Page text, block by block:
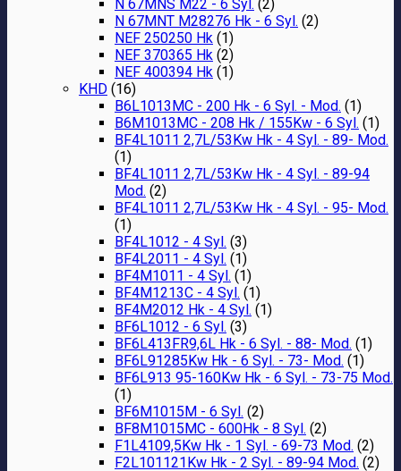
N 67MNS M22 - 6 Syl. (2)
N 67MNT M28276 Hk - 6 Syl. (2)
NEF 250250 Hk (1)
NEF 370365 Hk (2)
NEF 400394 Hk (1)
KHD (16)
B6L1013MC - 200 Hk - 6 Syl. - Mod. (1)
B6M1013MC - 208 Hk / 155Kw - 6 Syl. (1)
BF4L1011 2,7L/53Kw Hk - 4 Syl. - 89- Mod.
(1)
BF4L1011 2,7L/53Kw Hk - 4 Syl. - 89-94
Mod. (2)
BF4L1011 2,7L/53Kw Hk - 4 Syl. - 95- Mod.
(1)
BF4L1012 - 4 Syl. (3)
BF4L2011 - 4 Syl. (1)
BF4M1011 - 4 Syl. (1)
BF4M1213C - 4 Syl. (1)
BF4M2012 Hk - 4 Syl. (1)
BF6L1012 - 6 Syl. (3)
BF6L413FR9,6L Hk - 6 Syl. - 88- Mod. (1)
BF6L91285Kw Hk - 6 Syl. - 73- Mod. (1)
BF6L913 95-160Kw Hk - 6 Syl. - 73-75 Mod.
(1)
BF6M1015M - 6 Syl. (2)
BF8M1015MC - 600Hk - 8 Syl. (2)
F1L4109,5Kw Hk - 1 Syl. - 69-73 Mod. (2)
F2L101121Kw Hk - 2 Syl. - 89-94 Mod. (2)